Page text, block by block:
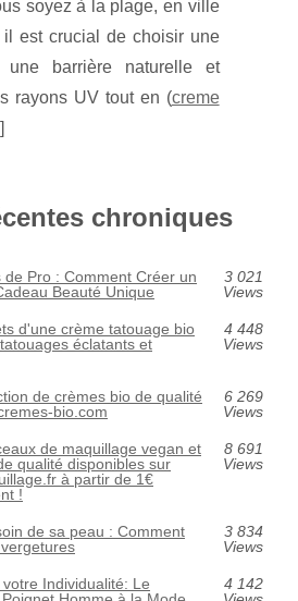
soyez à la plage, en ville
il est crucial de choisir une
barrière naturelle et
rayons UV tout en (creme
]
chroniques
de Pro : Comment Créer un
Beauté Unique
3 021
Views
d'une crème tatouage bio
éclatants et
4 448
Views
de crèmes bio de qualité
bio.com
6 269
Views
de maquillage vegan et
qualité disponibles sur
à partir de 1€
!
8 691
Views
de sa peau : Comment
3 834
Views
votre Individualité: Le
4 142